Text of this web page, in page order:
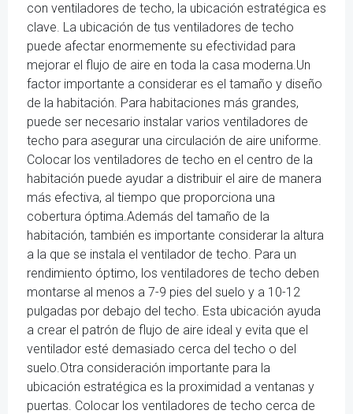
con ventiladores de techo, la ubicación estratégica es
clave. La ubicación de tus ventiladores de techo
puede afectar enormemente su efectividad para
mejorar el flujo de aire en toda la casa moderna.Un
factor importante a considerar es el tamaño y diseño
de la habitación. Para habitaciones más grandes,
puede ser necesario instalar varios ventiladores de
techo para asegurar una circulación de aire uniforme.
Colocar los ventiladores de techo en el centro de la
habitación puede ayudar a distribuir el aire de manera
más efectiva, al tiempo que proporciona una
cobertura óptima.Además del tamaño de la
habitación, también es importante considerar la altura
a la que se instala el ventilador de techo. Para un
rendimiento óptimo, los ventiladores de techo deben
montarse al menos a 7-9 pies del suelo y a 10-12
pulgadas por debajo del techo. Esta ubicación ayuda
a crear el patrón de flujo de aire ideal y evita que el
ventilador esté demasiado cerca del techo o del
suelo.Otra consideración importante para la
ubicación estratégica es la proximidad a ventanas y
puertas. Colocar los ventiladores de techo cerca de